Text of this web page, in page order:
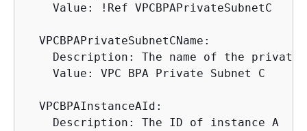
    Value: !Ref VPCBPAPrivateSubnetC
  VPCBPAPrivateSubnetCName:
Description: The name of the private
    Value: VPC BPA Private Subnet C
  VPCBPAInstanceAId:
    Description: The ID of instance A